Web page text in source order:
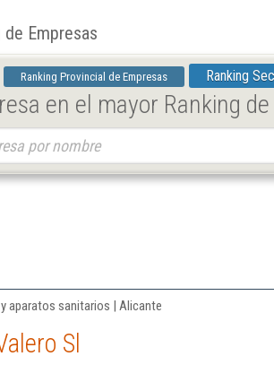
de Empresas
Ranking Provincial de Empresas Ranking
en el mayor Ranking
aparatos sanitarios | Alicante
Sl